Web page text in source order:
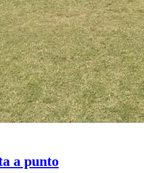
a punto